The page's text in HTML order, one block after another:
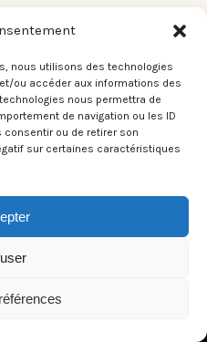
nous utilisons des technologies
ou accéder aux informations des
nous permettra de
de navigation ou les ID
consentir ou de retirer son
sur certaines caractéristiques
under this tag.